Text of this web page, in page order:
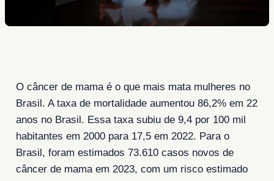
O câncer de mama é o que mais mata mulheres no
Brasil. A taxa de mortalidade aumentou 86,2% em 22
anos no Brasil. Essa taxa subiu de 9,4 por 100 mil
habitantes em 2000 para 17,5 em 2022. Para o
Brasil, foram estimados 73.610 casos novos de
câncer de mama em 2023, com um risco estimado